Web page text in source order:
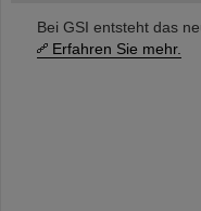
Bei GSI entsteht das
Erfahren Sie mehr.